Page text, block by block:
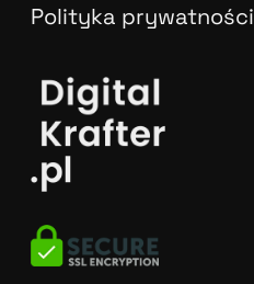
Polityka prywatności